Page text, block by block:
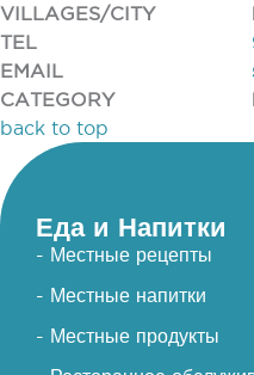
VILLAGES/CITY
TEL
EMAIL
CATEGORY
back to top
Еда и Напитки
- Местные рецепты
- Местные напитки
- Местные продукты